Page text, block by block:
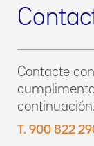
Contacte
continuación.
T. 900 822